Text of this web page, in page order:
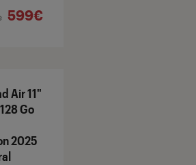
599€
Air 11"
Go
2025